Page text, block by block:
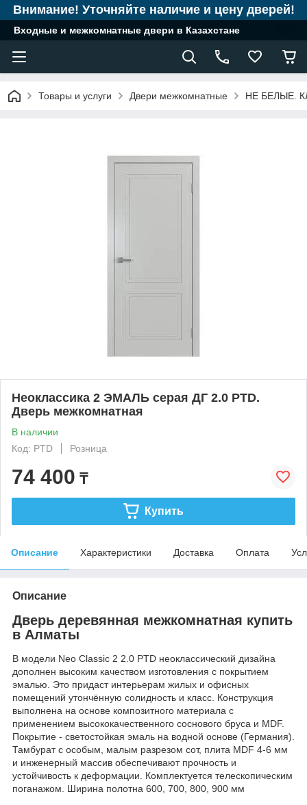
Внимание! Уточняйте наличие и цену дверей!
Входные и межкомнатные двери в Казахстане
Товары и услуги Двери межкомнатные НЕ БЕЛЫЕ.
Неоклассика 2 ЭМАЛЬ серая ДГ 2.0 PTD.
Дверь межкомнатная
В наличии
Код: PTD
Розница
74 400 ₸
Купить
Описание Характеристики Доставка Оплата
Описание
Дверь деревянная межкомнатная купить
в Алматы
В модели Neo Classic 2 2.0 PTD неоклассический дизайна
дополнен высоким качеством изготовления с покрытием
эмалью. Это придаст интерьерам жилых и офисных
помещений утончённую солидность и класс. Конструкция
выполнена на основе композитного материала с
применением высококачественного соснового бруса и MDF.
Покрытие - светостойкая эмаль на водной основе (Германия).
Тамбурат с особым, малым разрезом сот, плита MDF 4-6 мм
и инженерный массив обеспечивают прочность и
устойчивость к деформации. Комплектуется телескопическим
поганажом. Ширина полотна 600, 700, 800, 900 мм